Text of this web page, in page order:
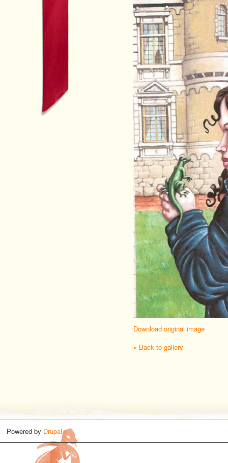
Download original image
« Back to gallery
Powered by Drupal